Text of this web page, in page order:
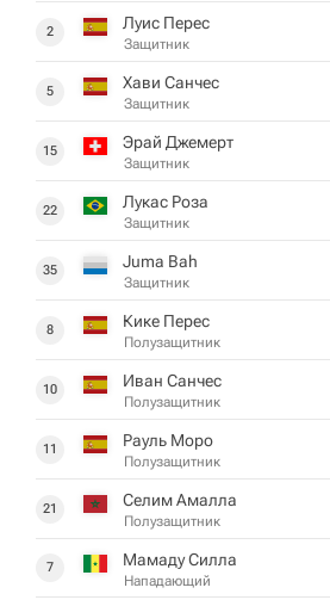
2 Луис Перес
Защитник
5 Хави Санчес
Защитник
15 Эрай Джемерт
Защитник
22 Лукас Роза
Защитник
35 Juma Bah
Защитник
8 Кике Перес
Полузащитник
10 Иван Санчес
Полузащитник
11 Рауль Моро
Полузащитник
21 Селим Амалла
Полузащитник
7 Мамаду Силла
Нападающий